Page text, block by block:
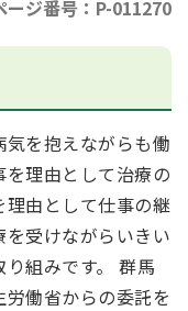
ージ番号：P-011270
気を抱えながらも働
理由として治療の
由として仕事の継
受けながらいきい
組みです。 群馬
働省からの委託を